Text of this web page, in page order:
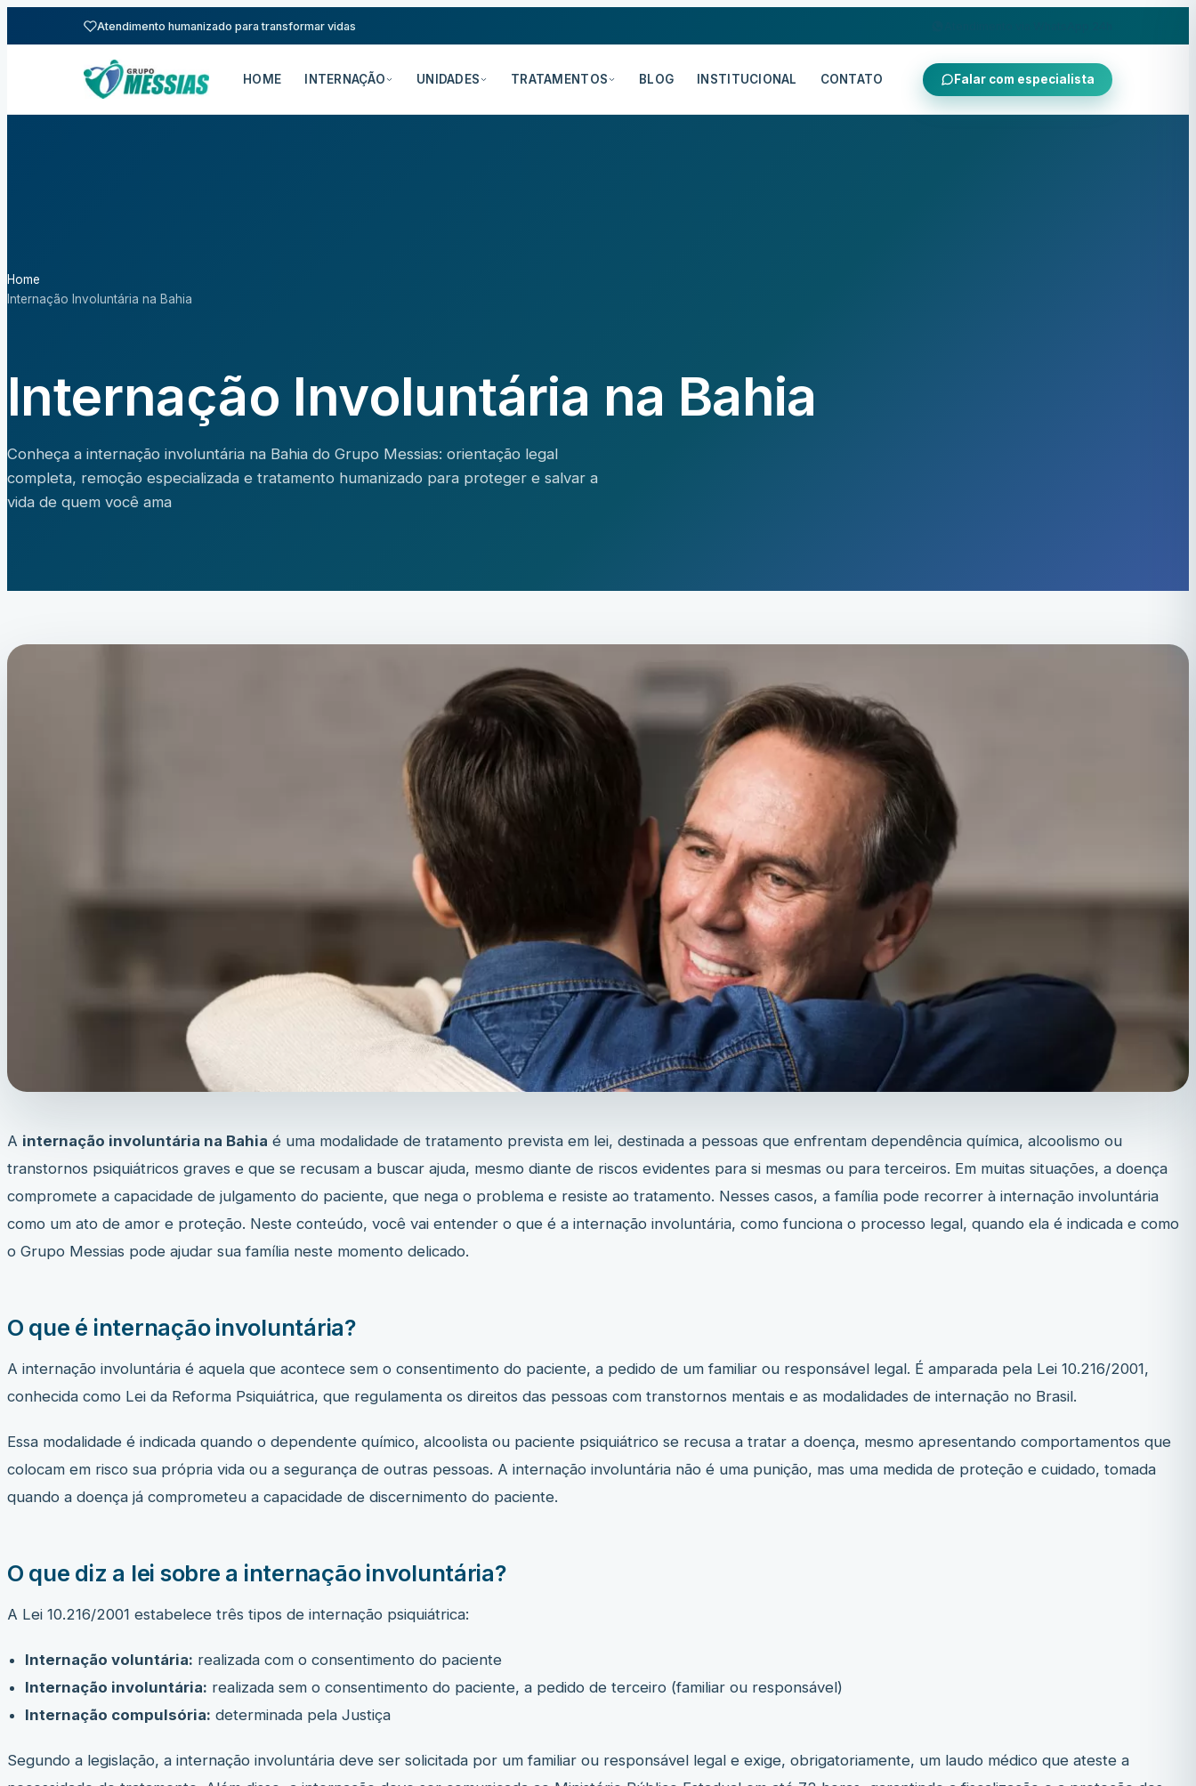
Atendimento humanizado para transformar vidas
HOME INTERNAÇÃO UNIDADES TRATAMENTOS BLOG INSTITUCIONAL CONTATO Falar com especialista
Home
Internação Involuntária na Bahia
Internação Involuntária na Bahia
Conheça a internação involuntária na Bahia do Grupo Messias: orientação legal
completa, remoção especializada e tratamento humanizado para proteger e salvar a
vida de quem você ama
A internação involuntária na Bahia é uma modalidade de tratamento prevista em lei, destinada a pessoas que enfrentam dependência química, alcoolismo ou
transtornos psiquiátricos graves e que se recusam a buscar ajuda, mesmo diante de riscos evidentes para si mesmas ou para terceiros. Em muitas situações, a doença
compromete a capacidade de julgamento do paciente, que nega o problema e resiste ao tratamento. Nesses casos, a família pode recorrer à internação involuntária
como um ato de amor e proteção. Neste conteúdo, você vai entender o que é a internação involuntária, como funciona o processo legal, quando ela é indicada e como
o Grupo Messias pode ajudar sua família neste momento delicado.
O que é internação involuntária?
A internação involuntária é aquela que acontece sem o consentimento do paciente, a pedido de um familiar ou responsável legal. É amparada pela Lei 10.216/2001,
conhecida como Lei da Reforma Psiquiátrica, que regulamenta os direitos das pessoas com transtornos mentais e as modalidades de internação no Brasil.
Essa modalidade é indicada quando o dependente químico, alcoolista ou paciente psiquiátrico se recusa a tratar a doença, mesmo apresentando comportamentos que
colocam em risco sua própria vida ou a segurança de outras pessoas. A internação involuntária não é uma punição, mas uma medida de proteção e cuidado, tomada
quando a doença já comprometeu a capacidade de discernimento do paciente.
O que diz a lei sobre a internação involuntária?
A Lei 10.216/2001 estabelece três tipos de internação psiquiátrica:
Internação voluntária: realizada com o consentimento do paciente
Internação involuntária: realizada sem o consentimento do paciente, a pedido de terceiro (familiar ou responsável)
Internação compulsória: determinada pela Justiça
Segundo a legislação, a internação involuntária deve ser solicitada por um familiar ou responsável legal e exige, obrigatoriamente, um laudo médico que ateste a